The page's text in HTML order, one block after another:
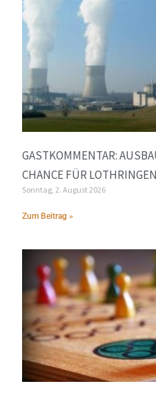
GASTKOMMENTAR:
CHANCE FÜR
Sonntag, 2. August 2026
Zum Beitrag »